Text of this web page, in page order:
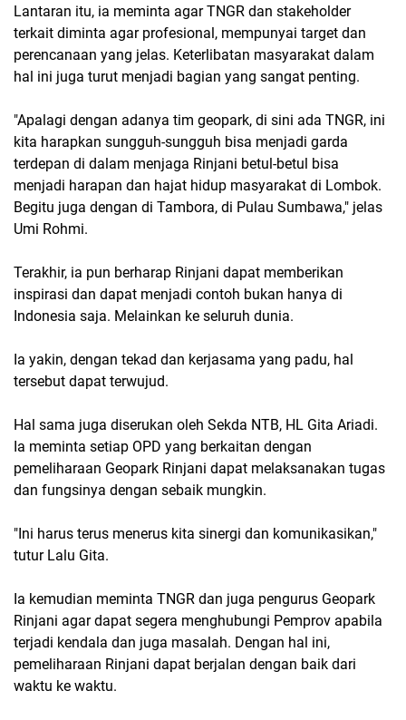
Lantaran itu, ia meminta agar TNGR dan stakeholder
terkait diminta agar profesional, mempunyai target dan
perencanaan yang jelas. Keterlibatan masyarakat dalam
hal ini juga turut menjadi bagian yang sangat penting.
"Apalagi dengan adanya tim geopark, di sini ada TNGR, ini
kita harapkan sungguh-sungguh bisa menjadi garda
terdepan di dalam menjaga Rinjani betul-betul bisa
menjadi harapan dan hajat hidup masyarakat di Lombok.
Begitu juga dengan di Tambora, di Pulau Sumbawa," jelas
Umi Rohmi.
Terakhir, ia pun berharap Rinjani dapat memberikan
inspirasi dan dapat menjadi contoh bukan hanya di
Indonesia saja. Melainkan ke seluruh dunia.
Ia yakin, dengan tekad dan kerjasama yang padu, hal
tersebut dapat terwujud.
Hal sama juga diserukan oleh Sekda NTB, HL Gita Ariadi.
Ia meminta setiap OPD yang berkaitan dengan
pemeliharaan Geopark Rinjani dapat melaksanakan tugas
dan fungsinya dengan sebaik mungkin.
"Ini harus terus menerus kita sinergi dan komunikasikan,"
tutur Lalu Gita.
Ia kemudian meminta TNGR dan juga pengurus Geopark
Rinjani agar dapat segera menghubungi Pemprov apabila
terjadi kendala dan juga masalah. Dengan hal ini,
pemeliharaan Rinjani dapat berjalan dengan baik dari
waktu ke waktu.